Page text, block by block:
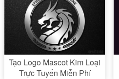
Tạo Logo Mascot Kim Loại
Trực Tuyến Miễn Phí